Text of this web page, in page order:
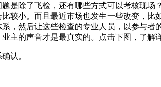
是除了飞检，还有哪些方式可以考核现
较小。而且最近市场也发生一些改变，
，然后让这些检查的专业人员，以参与
主的声音才是最真实的。点击下图，了解
认。